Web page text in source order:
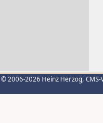
© 2006-2026 Heinz Herzog,